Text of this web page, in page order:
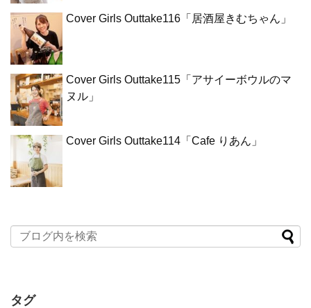
Cover Girls Outtake116「居酒屋きむちゃん」
Cover Girls Outtake115「アサイーボウルのマ
ヌル」
Cover Girls Outtake114「Cafe りあん」
タグ